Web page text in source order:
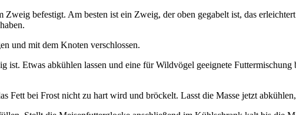
befestigt. Am besten ist ein Zweig, der oben gegabelt ist, das
und mit dem Knoten verschlossen.
Etwas abkühlen lassen und eine für Wildvögel geeignete Futtermischung
bei Frost nicht zu hart wird und bröckelt. Lasst die Masse jetzt